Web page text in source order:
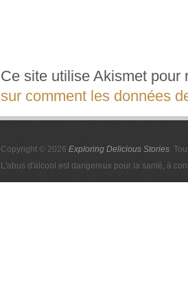
Ce site utilise Akismet
sur comment les données
Copyright © 2026 Exploring Delicious Stories.
L'abus d'alcool est dangereux pour la santé, à